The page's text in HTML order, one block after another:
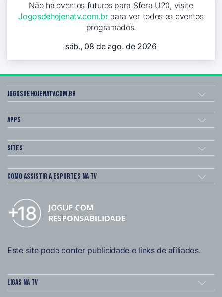
Não há eventos futuros para Sfera U20, visite
Jogosdehojenatv.com.brpara ver todos os eventos
programados.
sáb., 08 de ago. de 2026
Jogosdehojenatv.com.br
Apps
Sites
Como assistir a esportes na TV
Este site pode conter publicidade e links de afiliados.
Ligas na TV